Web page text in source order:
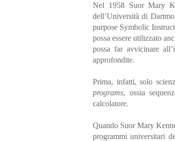
Nel 1958 Suor Mary
dell’Università di
purpose Symbolic
possa essere utilizzato
possa far avvicinare
approfondite.
Prima, infatti, solo
programs, ossia
calcolatore.
Quando Suor Mary
programmi universitari